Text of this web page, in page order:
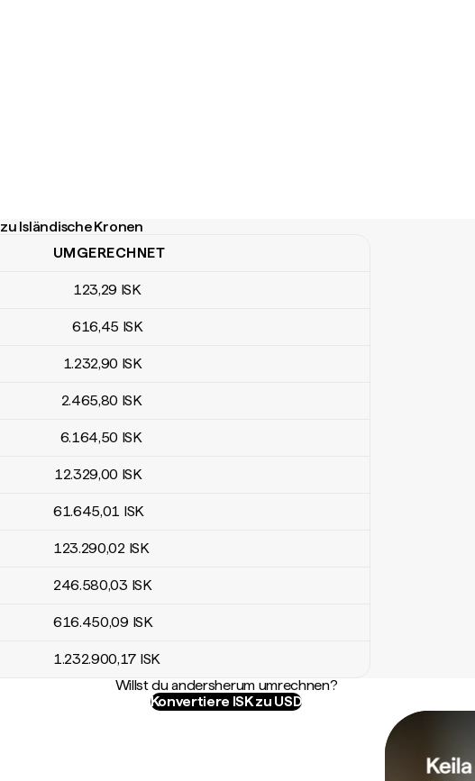
Isländische Kronen
Isländische Kronen
UMGERECHNET
123,29 ISK
616,45 ISK
1.232,90 ISK
2.465,80 ISK
6.164,50 ISK
12.329,00 ISK
61.645,01 ISK
123.290,02 ISK
246.580,03 ISK
616.450,09 ISK
1.232.900,17 ISK
Willst du andersherum umrechnen?
Konvertiere ISK zu USD